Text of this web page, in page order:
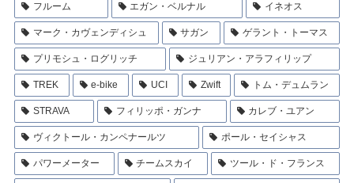
フルーム エガン・ベルナル イネオス
マーク・カヴェンディシュ サガン ゲラント・トーマス
プリモシュ・ログリッチ ジュリアン・アラフィリップ
TREK e-bike UCI Zwift トム・デュムラン
STRAVA フィリッポ・ガンナ カレブ・ユアン
ヴィクトール・カンペナールツ ポール・セイシャス
パワーメーター チームスカイ ツール・ド・フランス